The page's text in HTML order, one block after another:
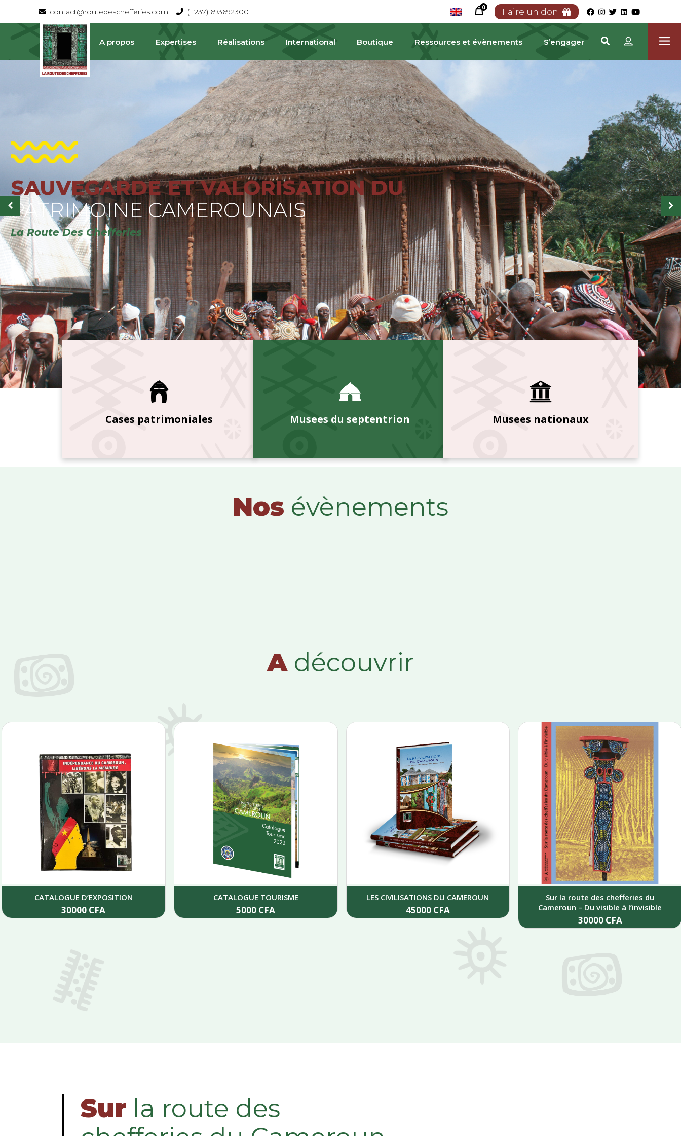
contact@routedeschefferies.com (+237) 693692300
0 Faire un don
A propos Expertises Réalisations International Boutique Ressources et évènements S’engager
SAUVEGARDE ET VALORISATION DU
La Route Des Chefferies
PATRIMOINE
Cases patrimoniales Musees du septentrion Musees nationaux
Nos évènements
Adécouvrir
CATALOGUE D’EXPOSITION
30000 CFA
CATALOGUE TOURISME
5000 CFA
LES CIVILISATIONS DU CAMEROUN
45000 CFA
Sur la route des chefferies du
Cameroun – Du visible à l’invisible
30000 CFA
Sur la route des